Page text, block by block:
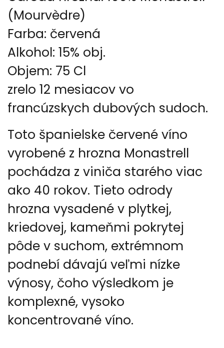
(Mourvèdre)
Farba: červená
Alkohol: 15% obj.
Objem: 75 Cl
zrelo 12 mesiacov vo
francúzskych dubových sudoch.
Toto španielske červené víno
vyrobené z hrozna Monastrell
pochádza z viniča starého viac
ako 40 rokov. Tieto odrody
hrozna vysadené v plytkej,
kriedovej, kameňmi pokrytej
pôde v suchom, extrémnom
podnebí dávajú veľmi nízke
výnosy, čoho výsledkom je
komplexné, vysoko
koncentrované víno.